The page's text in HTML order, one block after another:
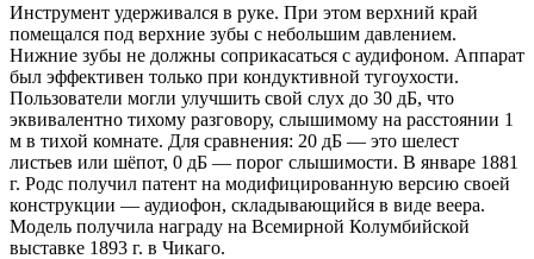
Инструмент удерживался в руке. При этом верхний край
помещался под верхние зубы с небольшим давлением.
Нижние зубы не должны соприкасаться с аудифоном. Аппарат
был эффективен только при кондуктивной тугоухости.
Пользователи могли улучшить свой слух до 30 дБ, что
эквивалентно тихому разговору, слышимому на расстоянии 1
м в тихой комнате. Для сравнения: 20 дБ — это шелест
листьев или шёпот, 0 дБ — порог слышимости. В январе 1881
г. Родс получил патент на модифицированную версию своей
конструкции — аудиофон, складывающийся в виде веера.
Модель получила награду на Всемирной Колумбийской
выставке 1893 г. в Чикаго.